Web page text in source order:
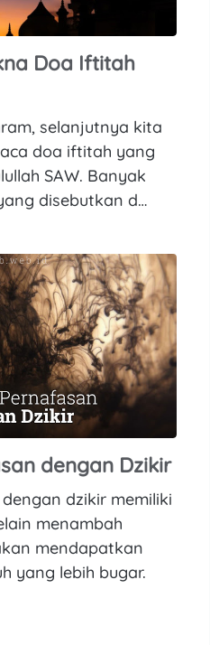
Doa Iftitah
selanjutnya kita
doa iftitah yang
SAW. Banyak
disebutkan d…
dengan Dzikir
dzikir memiliki
menambah
mendapatkan
yang lebih bugar.